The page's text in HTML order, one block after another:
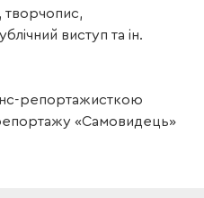
творчопис,
виступ та ін.
репортажисткою
«Самовидець»